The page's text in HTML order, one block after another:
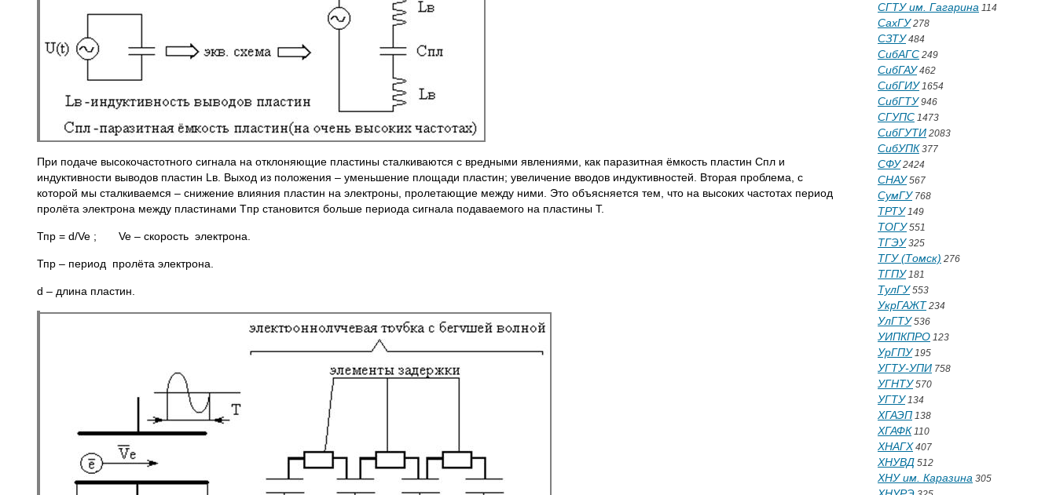
При подаче высокочастотного сигнала на отклоняющие пластины сталкиваются с вредными явлениями, как паразитная ёмкость пластин Спл и
индуктивности выводов пластин Lв. Выход из положения – уменьшение площади пластин; увеличение вводов индуктивностей. Вторая проблема, с
которой мы сталкиваемся – снижение влияния пластин на электроны, пролетающие между ними. Это объясняется тем, что на высоких частотах период
пролёта электрона между пластинами Tпр становится больше периода сигнала подаваемого на пластины Т.
Тпр = d/Ve ; Ve – скорость электрона.
Тпр – период пролёта электрона.
d – длина пластин.
СГТУ им. Гагарина 114
СахГУ278
СЗТУ484
СибАГС 249
СибГАУ462
СибГИУ1654
СибГТУ946
СГУПС 1473
СибГУТИ 2083
СибУПК 377
СФУ2424
СНАУ567
СумГУ768
ТРТУ149
ТОГУ551
ТГЭУ325
ТГУ (Томск) 276
ТГПУ181
ТулГУ553
УкрГАЖТ 234
УлГТУ536
УИПКПРО 123
УрГПУ195
УГТУ-УПИ 758
УГНТУ570
УГТУ134
ХГАЭП 138
ХГАФК 110
ХНАГХ 407
ХНУВД 512
ХНУ им. Каразина 305